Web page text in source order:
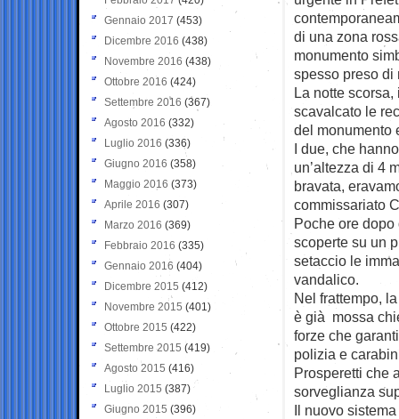
di una zona
monumento
spesso preso di
La notte
scavalcato le
del monumento
I due, che
un’altezza di 4
bravata,
commissariato
Poche ore dopo
scoperte su un
setaccio le
vandalico.
Nel frattempo,
è già mossa
forze che
polizia e
Prosperetti che
sorveglianza
Il nuovo
Gennaio 2017 (453)
Dicembre 2016 (438)
Novembre 2016 (438)
Ottobre 2016 (424)
Settembre 2016 (367)
Agosto 2016 (332)
Luglio 2016 (336)
Giugno 2016 (358)
Maggio 2016 (373)
Aprile 2016 (307)
Marzo 2016 (369)
Febbraio 2016 (335)
Gennaio 2016 (404)
Dicembre 2015 (412)
Novembre 2015 (401)
Ottobre 2015 (422)
Settembre 2015 (419)
Agosto 2015 (416)
Luglio 2015 (387)
Giugno 2015 (396)